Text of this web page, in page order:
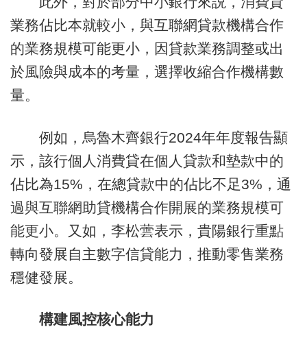
業務佔比本就較小，與互聯網貸款機構合作
的業務規模可能更小，因貸款業務調整或出
於風險與成本的考量，選擇收縮合作機構數
量。
例如，烏魯木齊銀行2024年年度報告顯
示，該行個人消費貸在個人貸款和墊款中的
佔比為15%，在總貸款中的佔比不足3%，通
過與互聯網助貸機構合作開展的業務規模可
能更小。又如，李松蕓表示，貴陽銀行重點
轉向發展自主數字信貸能力，推動零售業務
穩健發展。
構建風控核心能力